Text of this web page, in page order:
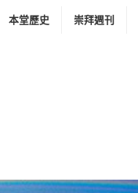
本堂歷史 崇拜週刊